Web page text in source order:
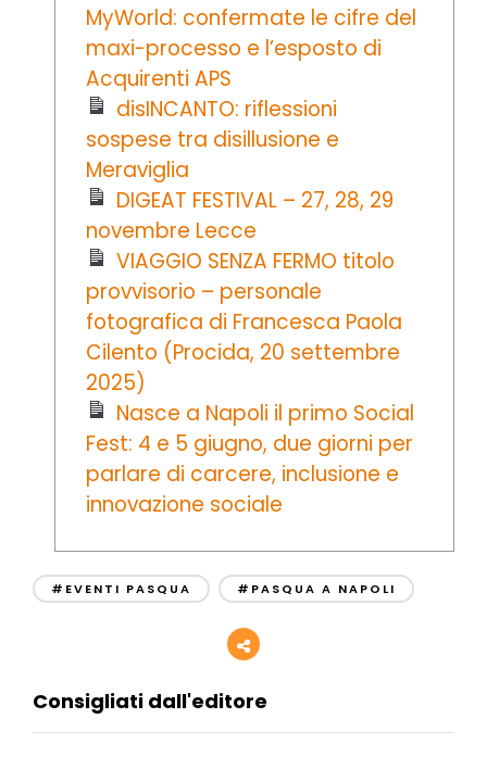
MyWorld: confermate le cifre del
maxi-processo e l’esposto di
Acquirenti APS
disINCANTO: riflessioni
sospese tra disillusione e
Meraviglia
DIGEAT FESTIVAL – 27, 28, 29
novembre Lecce
VIAGGIO SENZA FERMO titolo
provvisorio – personale
fotografica di Francesca Paola
Cilento (Procida, 20 settembre
2025)
Nasce a Napoli il primo Social
Fest: 4 e 5 giugno, due giorni per
parlare di carcere, inclusione e
innovazione sociale
#EVENTI PASQUA #PASQUA A NAPOLI
Consigliati dall'editore